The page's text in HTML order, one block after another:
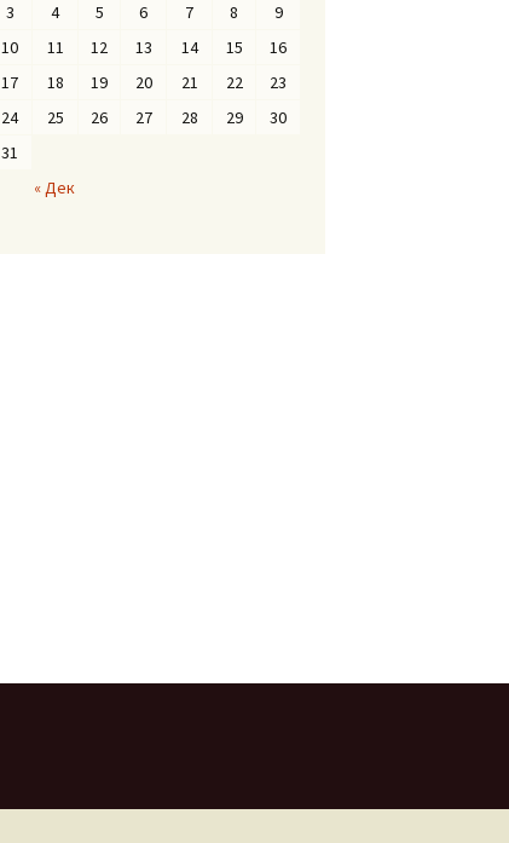
« Дек
3
4 5 6 7 8
9
10
11 12 13 14 15
16
17
18 19 20 21 22
23
24
25 26 27 28 29
30
31